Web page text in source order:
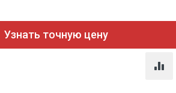
Узнать точную цену